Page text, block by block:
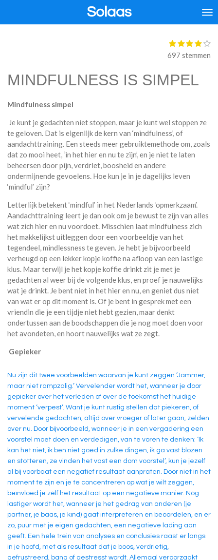
Solaas
i
n
:
4
8
3
1
7
7
3
3
1
4
2
s
t
e
r
r
e
1
s
t
r
2
s
t
r
r
3
s
t
r
r
4
t
r
5
t
S
697 stemmen
MINDFULNESS IS SIMPEL
Mindfulness simpel
Je kunt je gedachten niet stoppen, maar je kunt wel stoppen ze
te geloven. Dat is eigenlijk de kern van ‘mindfulness’, of
aandachttraining. Een steeds meer gebruiktemethode om, zoals
dat zo mooi heet, ‘in het hier en nu te zijn’, en je niet te laten
beheersen door pijn, verdriet, boosheid en andere
ondermijnende gevoelens. Hoe kun je in je dagelijks leven
‘mindful’ zijn?
Letterlijk betekent ‘mindful’ in het Nederlands ‘opmerkzaam’.
Aandachttraining leert je dan ook om je bewust te zijn van alles
wat zich hier en nu voordoet. Misschien laat mindfulness zich
het makkelijkst uitleggen door een voorbeeldje van het
tegendeel, mindlessness te geven. Je hebt je bijvoorbeeld
verheugd op een lekker kopje koffie na afloop van een lastige
klus. Maar terwijl je het kopje koffie drinkt zit je met je
gedachten al weer bij de volgende klus, en proef je nauwelijks
wat je drinkt. Je bent niet in het hier en nu, en geniet dus niet
van wat er op dit moment is. Of je bent in gesprek met een
vriendin die je een tijdje niet hebt gezien, maar denkt
ondertussen aan de boodschappen die je nog moet doen voor
het avondeten, en hoort nauwelijks wat ze zegt.
Gepieker
Nu zijn dit twee voorbeelden waarvan je kunt zeggen ‘Jammer,
maar niet rampzalig.’ Vervelender wordt het, wanneer je door
gepieker over het verleden of over de toekomst het huidige
moment ‘verpest’. Want je kunt rustig stellen dat piekeren, of
vervelende gedachten, altijd over vroeger of later gaan, zelden
over nu. Door bijvoorbeeld, wanneer je in een vergadering een
voorstel moet doen en verdedigen, van te voren te denken: ‘Ik
kan het niet, ik ben niet goed in zulke dingen, ik ga vast blozen
en stotteren, ze vinden het vast een dom voorstel’, kun je jezelf
al bij voorbaat een negatief resultaat aanpraten. Door niet in het
moment te zijn en je te concentreren op wat je wilt zeggen,
beïnvloed je zélf het resultaat op een negatieve manier. Nóg
lastiger wordt het, wanneer je het gedrag van anderen (je
partner, je baas, je kind) gaat interpreteren en beoordelen, en er
zo, puur met je eigen gedachten, een negatieve lading aan
geeft. Een hele trein van analyses en conclusies raast er langs
in je hoofd, met als resultaat dat je boos, verdrietig,
gefrustreerd, bang of gestresst wordt. Allemaal veroorzaakt